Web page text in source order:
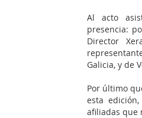
Al acto
presencia:
Director
Galicia, y de
Por último
esta
afiliadas que